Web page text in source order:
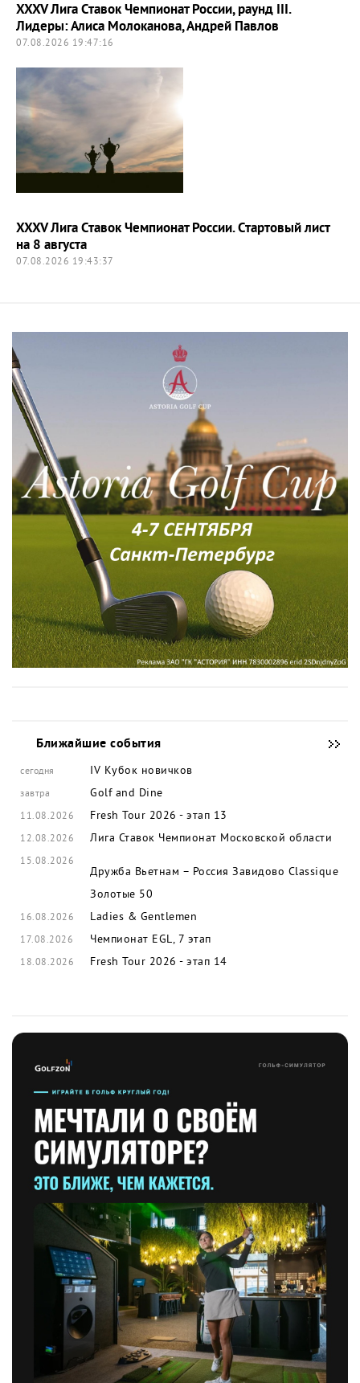
XXXV Лига Ставок Чемпионат России, раунд III.
Лидеры: Алиса Молоканова, Андрей Павлов
07.08.2026 19:47:16
XXXV Лига Ставок Чемпионат России. Стартовый лист
на 8 августа
07.08.2026 19:43:37
Ближайшие события
сегодня IV Кубок новичков
завтра Golf and Dine
11.08.2026 Fresh Tour 2026 - этап 13
12.08.2026 Лига Ставок Чемпионат Московской области
15.08.2026
Дружба Вьетнам – Россия Завидово Classique
Золотые 50
16.08.2026 Ladies & Gentlemen
17.08.2026 Чемпионат EGL, 7 этап
18.08.2026 Fresh Tour 2026 - этап 14